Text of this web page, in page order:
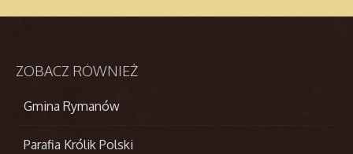
ZOBACZ RÓWNIEŻ
Gmina Rymanów
Parafia Królik Polski